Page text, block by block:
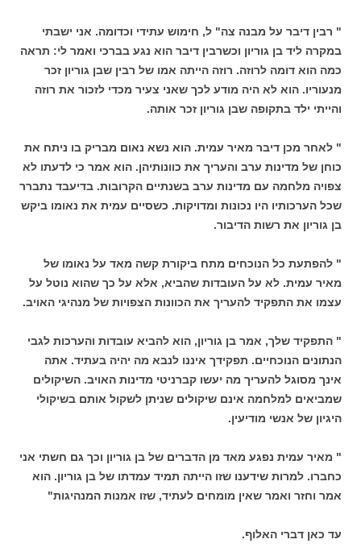
" רבין דיבר על מבנה צה" ל, חימוש עתידי וכדומה. אני ישבתי
במקרה ליד בן גוריון וכשרבין דיבר הוא נגע בברכי ואמר לי: תראה
כמה הוא דומה לרוזה. רוזה הייתה אמו של רבין שבן גוריון זכר
מנעוריו. הוא לא היה מודע לכך שאני צעיר מכדי לזכור את רוזה
והייתי ילד בתקופה שבן גוריון זכר אותה.
" לאחר מכן דיבר מאיר עמית. הוא נשא נאום מבריק בו ניתח את
כוחן של מדינות ערב והעריך את כוונותיהן. הוא אמר כי לדעתו לא
צפויה מלחמה עם מדינות ערב בשנתיים הקרובות. בדיעבד נתברר
שכל הערכותיו היו נכונות ומדויקות. כשסיים עמית את נאומו ביקש
בן גוריון את רשות הדיבור.
" להפתעת כל הנוכחים מתח ביקורת קשה מאד על נאומו של
מאיר עמית. לא על העובדות שהביא, אלא על כך שהוא נוטל על
עצמו את התפקיד להעריך את הכוונות הצפויות של מנהיגי האויב.
" התפקיד שלך, אמר בן גוריון, הוא להביא עובדות והערכות לגבי
הנתונים הנוכחיים. תפקידך איננו לנבא מה יהיה בעתיד. אתה
אינך מסוגל להעריך מה יעשו קברניטי מדינות האויב. השיקולים
שמביאים למלחמה אינם שיקולים שניתן לשקול אותם בשיקולי
היגיון של אנשי מודיעין.
" מאיר עמית נפגע מאד מן הדברים של בן גוריון וכך גם חשתי אני
כחברו. למרות שידענו שזו הייתה תמיד עמדתו של בן גוריון. הוא
אמר וחזר ואמר שאין מומחים לעתיד, שזו אמנות המנהיגות"
עד כאן דברי האלוף.